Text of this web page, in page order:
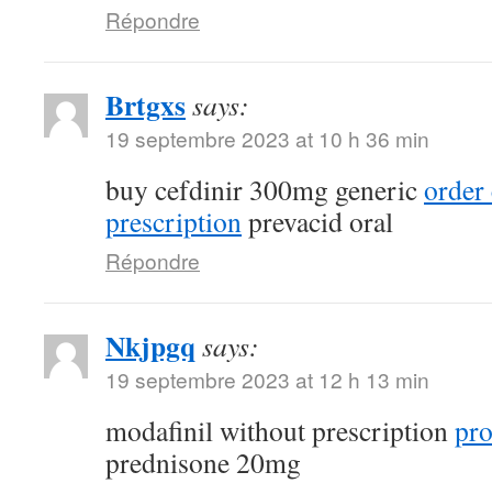
Répondre
Brtgxssays:
19 septembre 2023 at 10 h 36 min
buy cefdinir 300mg generic
prescriptionprevacid oral
Répondre
Nkjpgq says:
19 septembre 2023 at 12 h 13 min
modafinil without prescription
prednisone 20mg